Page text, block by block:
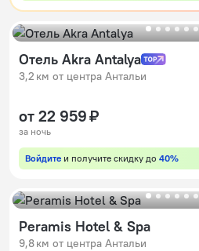
Отель Akra Antalya
3,2 км от центра Антальи
от 22 959 ₽
за ночь
Войдите и получите скидку до 40%
Peramis Hotel & Spa
9,8 км от центра Антальи